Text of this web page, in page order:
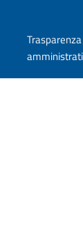
Trasparenza